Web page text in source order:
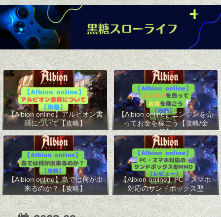
【Albion online】アルビオン書
籍について【攻略】
【Albion online】ニンジンを売
ってお金を稼ごう【攻略/金
策】
【Albion online】島では何が出
来るのか？【攻略】
【Albion online】PC・スマホ
対応のサンドボックス型
MMO【レビュー】